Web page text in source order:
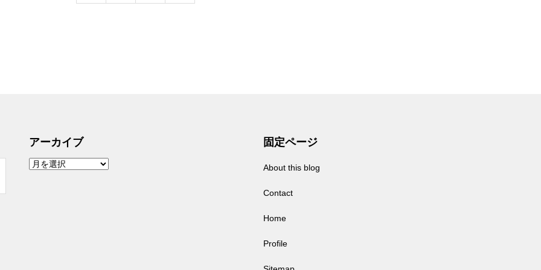
アーカイブ
ア
ー
固定ページ
About this blog
Contact
Home
Profile